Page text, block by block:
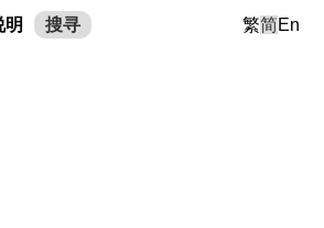
明 搜寻 繁简En